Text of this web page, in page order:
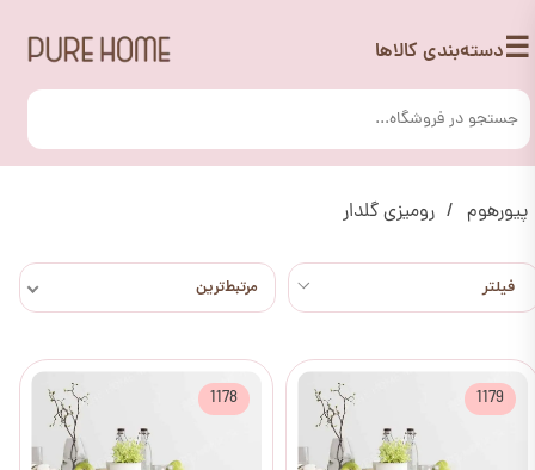
☰دسته‌بندی کالاها
پیورهوم رومیزی گلدار
مرتبط‌ترین
1179
1178